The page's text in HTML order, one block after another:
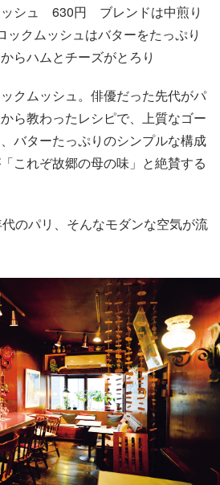
シュ 630円 ブレンドは中煎り
ックムッシュはバターをたっぷり
らハムとチーズがとろり
クムッシュ。俳優だった先代がパ
ら教わったレシピで、上質なゴー
バターたっぷりのシンプルな構成
これぞ故郷の母の味」と絶賛する
のパリ、そんなモダンな空気が流